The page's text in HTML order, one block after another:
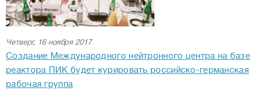
Четверг, 16 ноября 2017
Создание Международного нейтронного центра на базе
реактора ПИК будет курировать российско-германская
рабочая группа